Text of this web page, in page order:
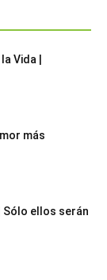
Vida |
más
Sólo ellos serán